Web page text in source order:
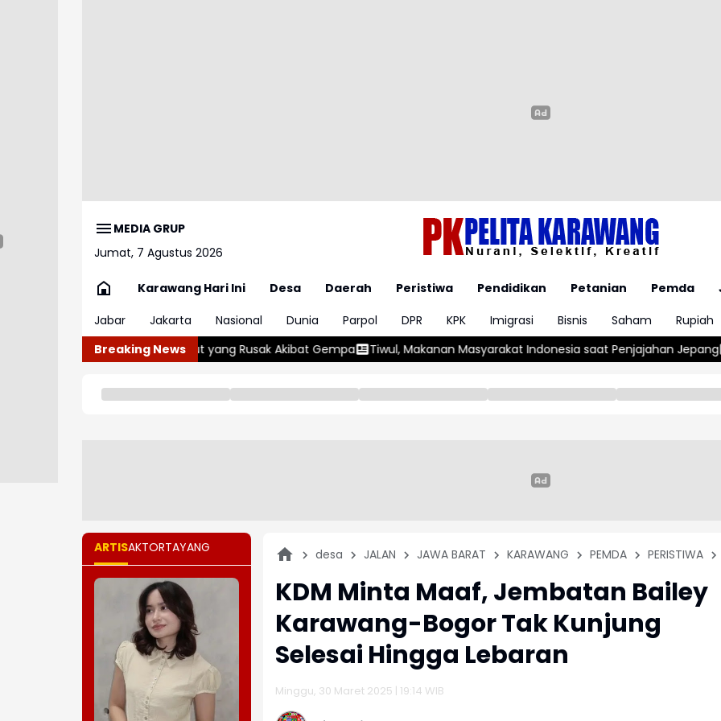
MEDIA GRUP
Jumat, 7 Agustus 2026
Karawang Hari Ini Desa Daerah Peristiwa Pendidikan Petanian Pemda
Jabar
Jakarta Nasional Dunia Parpol DPR KPK Imigrasi Bisnis Saham Rupiah
Breaking News
Warga di Garut yang Rusak Akibat Gempa Tiwul, Makanan Masyarakat Indonesia saat Penjajahan Jepang Alex Marquez
ARTISAKTORTAYANG desa JALAN JAWA BARAT KARAWANG PEMDA PERISTIWA
KDM Minta Maaf, Jembatan Bailey
Karawang-Bogor Tak Kunjung
Selesai Hingga Lebaran
Minggu, 30 Maret 2025 | 19:14 WIB